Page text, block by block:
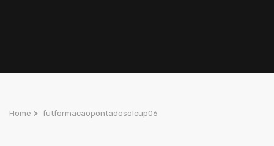
Home > futformacaopontadosolcup06